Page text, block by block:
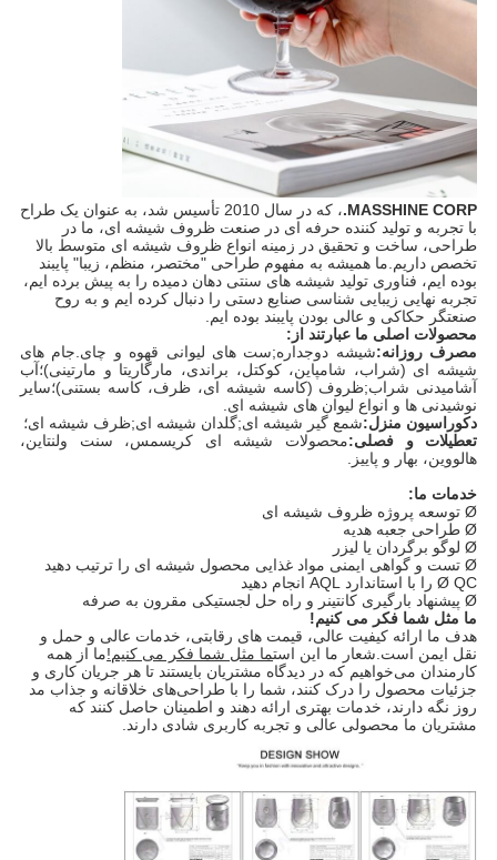
MASSHINE CORP.
، که در سال 2010 تأسیس شد، به عنوان یک طراح
با تجربه و تولید کننده حرفه ای در صنعت ظروف شیشه ای، ما در
طراحی، ساخت و تحقیق در زمینه انواع ظروف شیشه ای متوسط ​​​​بالا
تخصص داریم.ما همیشه به مفهوم طراحی "مختصر، منظم، زیبا" پایبند
بوده ایم، فناوری تولید شیشه های سنتی دهان دمیده را به پیش برده ایم،
تجربه نهایی زیبایی شناسی صنایع دستی را دنبال کرده ایم و به روح
صنعتگر حکاکی و عالی بودن پایبند بوده ایم.
محصولات اصلی ما عبارتند از:
مصرف روزانه:شیشه دوجداره;ست های لیوانی قهوه و چای.جام های
شیشه ای (شراب، شامپاین، کوکتل، براندی، مارگاریتا و مارتینی)؛آب
آشامیدنی شراب;ظروف (کاسه شیشه ای، ظرف، کاسه بستنی)؛سایر
نوشیدنی ها و انواع لیوان های شیشه ای.
دکوراسیون منزل:شمع گیر شیشه ای;گلدان شیشه ای;ظرف شیشه ای؛
تعطیلات و فصلی:محصولات شیشه ای کریسمس، سنت ولنتاین،
هالووین، بهار و پاییز.
خدمات ما:
Ø توسعه پروژه ظروف شیشه ای
Ø طراحی جعبه هدیه
Ø لوگو برگردان یا لیزر
Ø تست و گواهی ایمنی مواد غذایی محصول شیشه ای را ترتیب دهید
Ø QC را با استاندارد AQL انجام دهید
Ø پیشنهاد بارگیری کانتینر و راه حل لجستیکی مقرون به صرفه
ما مثل شما فکر می کنیم!
هدف ما ارائه کیفیت عالی، قیمت های رقابتی، خدمات عالی و حمل و
نقل ایمن است.شعار ما این استما مثل شما فکر می کنیم!ما از همه
کارمندان می‌خواهیم که در دیدگاه مشتریان بایستند تا هر جریان کاری و
جزئیات محصول را درک کنند، شما را با طراحی‌های خلاقانه و جذاب مد
روز نگه دارند، خدمات بهتری ارائه دهند و اطمینان حاصل کنند که
مشتریان ما محصولی عالی و تجربه کاربری شادی دارند.